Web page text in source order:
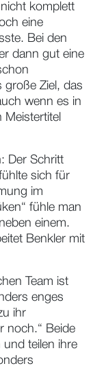
komplett
eine
Bei den
dann gut eine
große Ziel, das
wenn es in
Der Schritt
sich für
im
fühle man
einem.
Benkler mit
Team ist
enges
ihr
noch.“ Beide
und teilen ihre